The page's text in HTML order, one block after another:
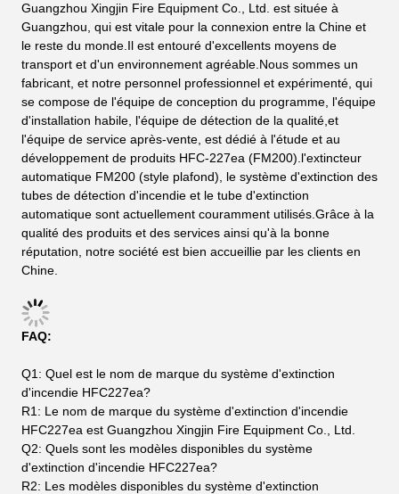
Guangzhou Xingjin Fire Equipment Co., Ltd. est située à
Guangzhou, qui est vitale pour la connexion entre la Chine et
le reste du monde.Il est entouré d'excellents moyens de
transport et d'un environnement agréable.Nous sommes un
fabricant, et notre personnel professionnel et expérimenté, qui
se compose de l'équipe de conception du programme, l'équipe
d'installation habile, l'équipe de détection de la qualité,et
l'équipe de service après-vente, est dédié à l'étude et au
développement de produits HFC-227ea (FM200).l'extincteur
automatique FM200 (style plafond), le système d'extinction des
tubes de détection d'incendie et le tube d'extinction
automatique sont actuellement couramment utilisés.Grâce à la
qualité des produits et des services ainsi qu'à la bonne
réputation, notre société est bien accueillie par les clients en
Chine.
FAQ:
Q1: Quel est le nom de marque du système d'extinction
d'incendie HFC227ea?
R1: Le nom de marque du système d'extinction d'incendie
HFC227ea est Guangzhou Xingjin Fire Equipment Co., Ltd.
Q2: Quels sont les modèles disponibles du système
d'extinction d'incendie HFC227ea?
R2: Les modèles disponibles du système d'extinction